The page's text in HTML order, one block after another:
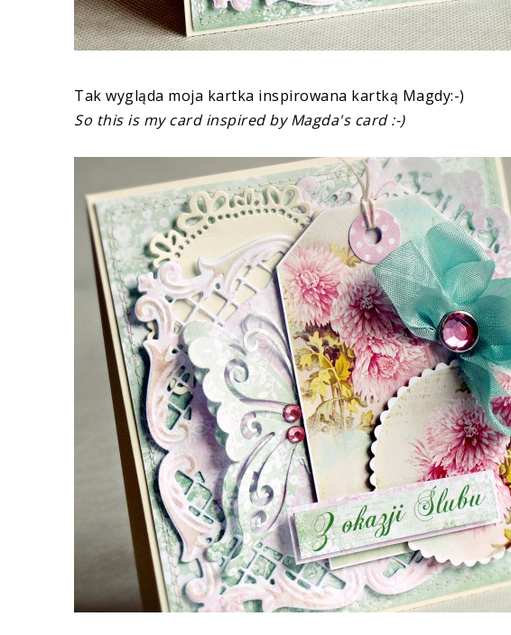
Tak wygląda moja kartka inspirowana kartką Magdy:-)
So this is my card inspired by Magda's card :-)